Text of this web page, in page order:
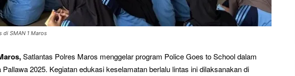
di SMAN 1 Maros
Satlantas Polres Maros menggelar program Police Goes to School dalam
2025. Kegiatan edukasi keselamatan berlalu lintas ini dilaksanakan di